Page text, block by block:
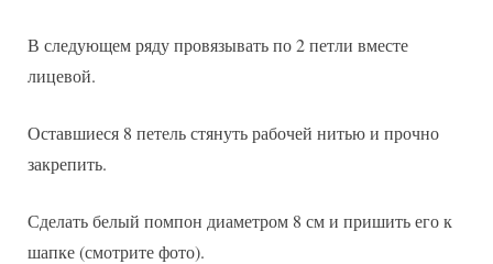
В следующем ряду провязывать по 2 петли вместе
лицевой.
Оставшиеся 8 петель стянуть рабочей нитью и прочно
закрепить.
Сделать белый помпон диаметром 8 см и пришить его к
шапке (смотрите фото).